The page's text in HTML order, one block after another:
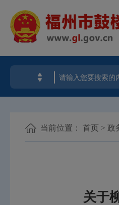
当前位置： 首页 > 政
关于